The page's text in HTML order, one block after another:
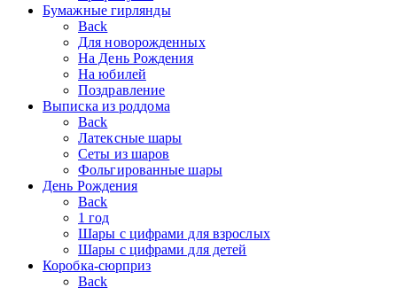
Бумажные гирлянды
Back
Для новорожденных
На День Рождения
На юбилей
Поздравление
Выписка из роддома
Back
Латексные шары
Сеты из шаров
Фольгированные шары
День Рождения
Back
1 год
Шары с цифрами для взрослых
Шары с цифрами для детей
Коробка-сюрприз
Back